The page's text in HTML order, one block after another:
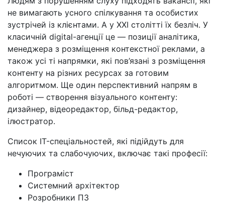
не вимагають усного спілкування та особистих
зустрічей із клієнтами. А у XXI столітті їх безліч. У
класичній digital-агенції це — позиції аналітика,
менеджера з розміщення контекстної реклами, а
також усі ті напрямки, які пов’язані з розміщення
контенту на різних ресурсах за готовим
алгоритмом. Ще один перспективний напрям в
роботі — створення візуального контенту:
дизайнер, відеоредактор, більд-редактор,
ілюстратор.
Список IT-спеціальностей, які підійдуть для
нечуючих та слабочуючих, включає такі професії:
Програміст
Системний архітектор
Розробники ПЗ